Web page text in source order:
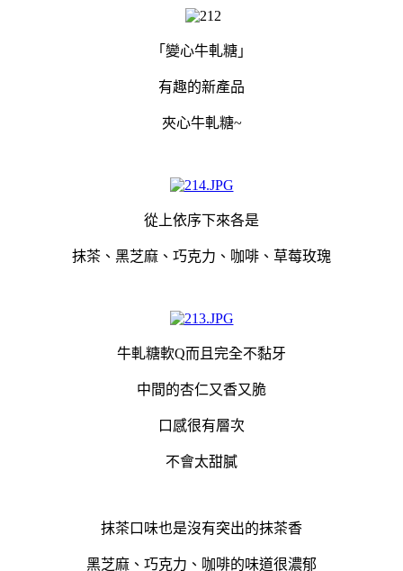
「變心牛軋糖」
有趣的新產品
夾心牛軋糖~
從上依序下來各是
抹茶、黑芝麻、巧克力、咖啡、草莓玫瑰
牛軋糖軟Q而且完全不黏牙
中間的杏仁又香又脆
口感很有層次
不會太甜膩
抹茶口味也是沒有突出的抹茶香
黑芝麻、巧克力、咖啡的味道很濃郁